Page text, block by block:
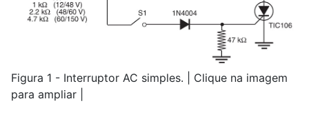
Figura 1 - Interruptor AC simples. | Clique na imagem
para ampliar |